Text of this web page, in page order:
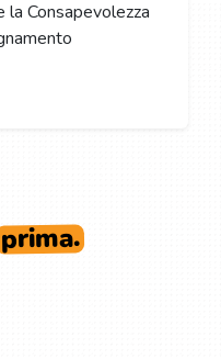
Consapevolezza
prima.